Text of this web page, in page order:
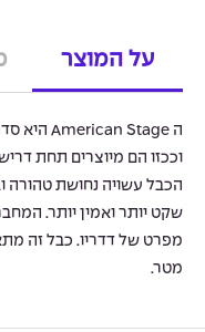
על המוצר
וככזו הם מיוצרים תחת
מטר.